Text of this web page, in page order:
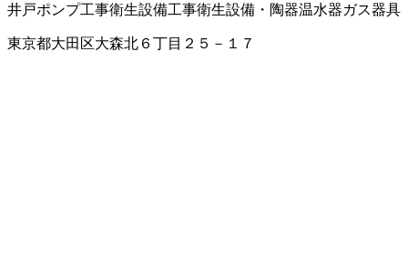
井戸ポンプ工事衛生設備工事衛生設備・陶器温水器ガス器具
東京都大田区大森北６丁目２５－１７